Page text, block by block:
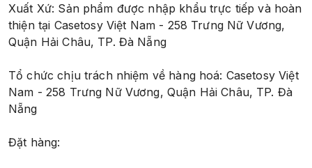
Xuất Xứ: Sản phẩm được nhập khẩu trực tiếp và hoàn
thiện tại Casetosy Việt Nam - 258 Trưng Nữ Vương,
Quận Hải Châu, TP. Đà Nẵng
Tổ chức chịu trách nhiệm về hàng hoá: Casetosy Việt
Nam - 258 Trưng Nữ Vương, Quận Hải Châu, TP. Đà
Nẵng
Đặt hàng: